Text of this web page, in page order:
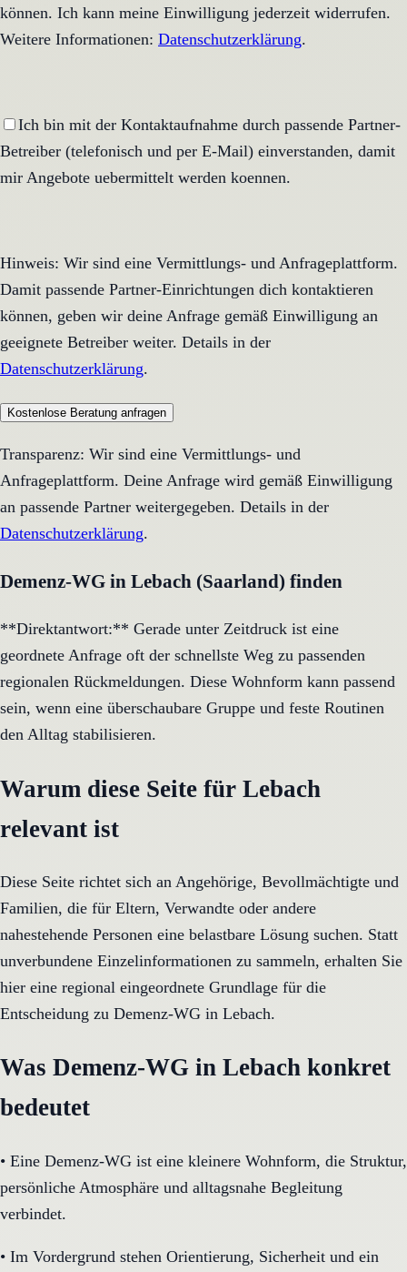
können. Ich kann meine Einwilligung jederzeit widerrufen.
Weitere Informationen: Datenschutzerklärung.
Ich bin mit der Kontaktaufnahme durch passende Partner-
Betreiber (telefonisch und per E-Mail) einverstanden, damit
mir Angebote uebermittelt werden koennen.
Hinweis: Wir sind eine Vermittlungs- und Anfrageplattform.
Damit passende Partner-Einrichtungen dich kontaktieren
können, geben wir deine Anfrage gemäß Einwilligung an
geeignete Betreiber weiter. Details in der
Datenschutzerklärung.
Kostenlose Beratung anfragen
Transparenz: Wir sind eine Vermittlungs- und
Anfrageplattform. Deine Anfrage wird gemäß Einwilligung
an passende Partner weitergegeben. Details in der
Datenschutzerklärung.
Demenz-WG in Lebach (Saarland) finden
**Direktantwort:** Gerade unter Zeitdruck ist eine
geordnete Anfrage oft der schnellste Weg zu passenden
regionalen Rückmeldungen. Diese Wohnform kann passend
sein, wenn eine überschaubare Gruppe und feste Routinen
den Alltag stabilisieren.
Warum diese Seite für Lebach
relevant ist
Diese Seite richtet sich an Angehörige, Bevollmächtigte und
Familien, die für Eltern, Verwandte oder andere
nahestehende Personen eine belastbare Lösung suchen. Statt
unverbundene Einzelinformationen zu sammeln, erhalten Sie
hier eine regional eingeordnete Grundlage für die
Entscheidung zu Demenz-WG in Lebach.
Was Demenz-WG in Lebach konkret
bedeutet
• Eine Demenz-WG ist eine kleinere Wohnform, die Struktur,
persönliche Atmosphäre und alltagsnahe Begleitung
verbindet.
• Im Vordergrund stehen Orientierung, Sicherheit und ein